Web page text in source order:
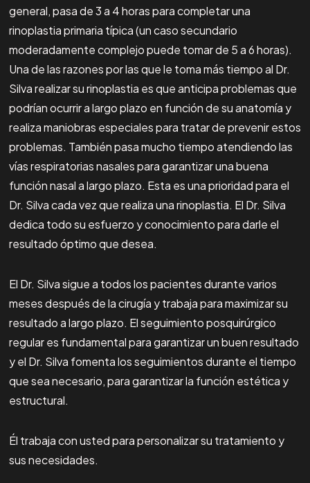
general, pasa de 3 a 4 horas para completar una
rinoplastia primaria típica (un caso secundario
moderadamente complejo puede tomar de 5 a 6 horas).
Una de las razones por las que le toma más tiempo al Dr.
Silva realizar su rinoplastia es que anticipa problemas que
podrían ocurrir a largo plazo en función de su anatomía y
realiza maniobras especiales para tratar de prevenir estos
problemas. También pasa mucho tiempo atendiendo las
vías respiratorias nasales para garantizar una buena
función nasal a largo plazo. Esta es una prioridad para el
Dr. Silva cada vez que realiza una rinoplastia. El Dr. Silva
dedica todo su esfuerzo y conocimiento para darle el
resultado óptimo que desea.
El Dr. Silva sigue a todos los pacientes durante varios
meses después de la cirugía y trabaja para maximizar su
resultado a largo plazo. El seguimiento posquirúrgico
regular es fundamental para garantizar un buen resultado
y el Dr. Silva fomenta los seguimientos durante el tiempo
que sea necesario, para garantizar la función estética y
estructural.
Él trabaja con usted para personalizar su tratamiento y
sus necesidades.